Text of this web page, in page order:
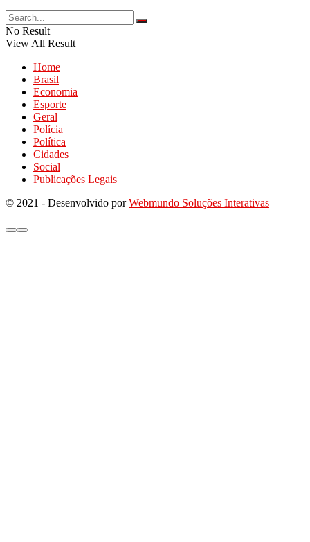
No Result
View All Result
Home
Brasil
Economia
Esporte
Geral
Polícia
Política
Cidades
Social
Publicações Legais
© 2021 - Desenvolvido porWebmundo Soluções Interativas